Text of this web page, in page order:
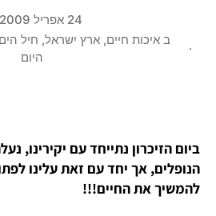
24 אפריל 2009
באיכות חיים,ארץ ישראל, חיל הים
היום
ביום הזיכרון נתייחד עם יקירינו,
הנופלים, אך יחד עם זאת עלינו
להמשיך את החיים!!!